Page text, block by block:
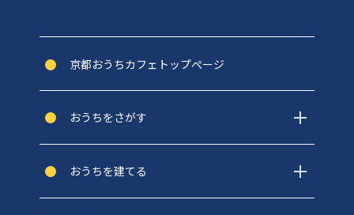
京都おうちカフェトップぺージ
おうちをさがす
おうちを建てる